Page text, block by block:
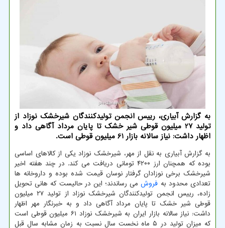
به گزارش آبیاری، رییس انجمن تولیدکنندگان شیرخشک نوزاد از
تولید 27 میلیون قوطی شیر خشک تا پایان مرداد آگاهی داد و
اظهار داشت: نیاز سالانه بازار 61 میلیون قوطی است.
به گزارش آبیاری به نقل از مهر، شیرخشک نوزاد یکی از کالاهای اساسی
بوده که همچنان ارز ۴۲۰۰ تومانی دریافت می کند. در چند هفته اخیر
شیرخشک برخی نوزادان گرفتار نوسان قیمت شده بوده و داروخانه ها
تعدادی محدود به فروشمی رساندند؛ این در حالیست که هانی تحویل
زاده، رییس انجمن تولیدکنندگان شیرخشک نوزاد از تولید ۲۷ میلیون
قوطی شیر خشک تا پایان مرداد آگاهی داد و به خبرنگار مهر اظهار
داشت: نیاز سالانه بازار ایران به شیرخشک نوزاد ۶۱ میلیون قوطی است
که میزان تولید در ۵ ماه نخست سال نسبت به زمان مشابه سال قبل